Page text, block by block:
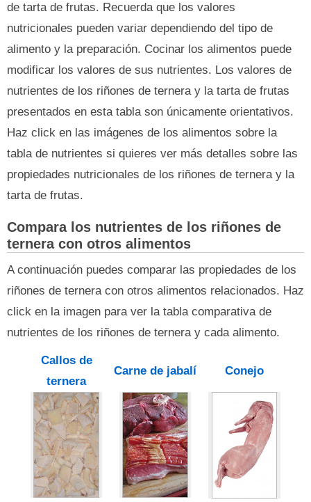
de tarta de frutas. Recuerda que los valores
nutricionales pueden variar dependiendo del tipo de
alimento y la preparación. Cocinar los alimentos puede
modificar los valores de sus nutrientes. Los valores de
nutrientes de los riñones de ternera y la tarta de frutas
presentados en esta tabla son únicamente orientativos.
Haz click en las imágenes de los alimentos sobre la
tabla de nutrientes si quieres ver más detalles sobre las
propiedades nutricionales de los riñones de ternera y la
tarta de frutas.
Compara los nutrientes de los riñones de
ternera con otros alimentos
A continuación puedes comparar las propiedades de los
riñones de ternera con otros alimentos relacionados. Haz
click en la imagen para ver la tabla comparativa de
nutrientes de los riñones de ternera y cada alimento.
Callos de
ternera
Carne de jabalí Conejo